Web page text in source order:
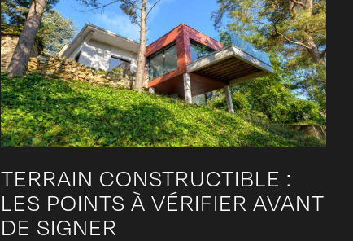
TERRAIN CONSTRUCTIBLE :
LES POINTS À VÉRIFIER AVANT
DE SIGNER